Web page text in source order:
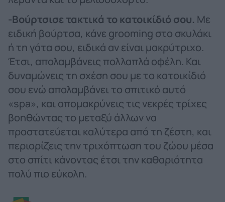
-Βούρτσισε τακτικά το κατοικίδιό σου. Με
ειδική βούρτσα, κάνε grooming στο σκυλάκι
ή τη γάτα σου, ειδικά αν είναι μακρύτριχο.
Έτσι, απολαμβάνεις πολλαπλά οφέλη. Και
δυναμώνεις τη σχέση σου με το κατοικίδιό
σου ενώ απολαμβάνει το σπιτικό αυτό
«spa», και απομακρύνεις τις νεκρές τρίχες
βοηθώντας το μεταξύ άλλων να
προστατεύεται καλύτερα από τη ζέστη, και
περιορίζεις την τριχόπτωση του ζώου μέσα
στο σπίτι κάνοντας έτσι την καθαριότητα
πολύ πιο εύκολη.